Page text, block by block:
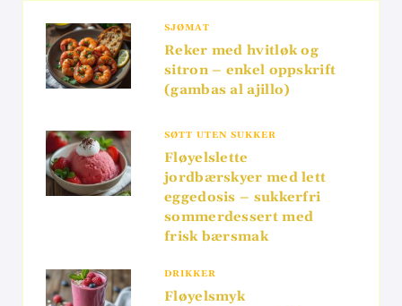
SJØMAT
Reker med hvitløk og
sitron – enkel oppskrift
(gambas al ajillo)
SØTT UTEN SUKKER
Fløyelslette
jordbærskyer med lett
eggedosis – sukkerfri
sommerdessert med
frisk bærsmak
DRIKKER
Fløyelsmyk